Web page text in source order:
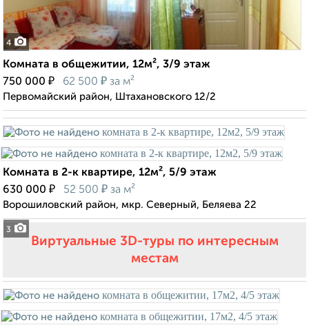
4
Комната в общежитии, 12м², 3/9 этаж
750 000 ₽ 62 500 ₽ за м²
Первомайский район, Штахановского 12/2
3
Комната в 2-к квартире, 12м², 5/9 этаж
630 000 ₽ 52 500 ₽ за м²
Ворошиловский район, мкр. Северный, Беляева 22
Виртуальные 3D-туры по интересным
местам